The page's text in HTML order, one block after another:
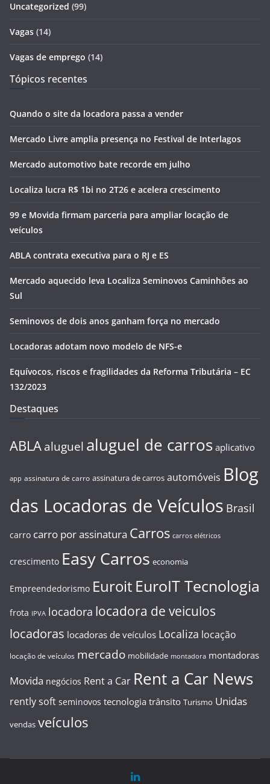
Uncategorized (99)
Vagas (14)
Vagas de emprego (14)
Tópicos recentes
Quando o site da locadora passa a vender
Mercado Livre amplia presença no Festival de Interlagos
Mercado automotivo bate recorde em julho
Localiza lucra R$ 1bi no 2T26 e acelera crescimento
99 e Movida firmam parceria para ampliar locação de
veículos
ABLA contrata executiva para o RJ e ES
Mercado aquecido leva Localiza Seminovos Caminhões ao
Sul
Seminovos de dois anos ganham força no mercado
Locadoras adotam novo modelo de NFS-e
Equívocos, riscos e fragilidades da Reforma Tributária – EC
132/2023
Destaques
ABLA aluguel aluguel de carros aplicativo
app assinatura de carro assinatura de carros automóveis Blog
das Locadoras de Veículos Brasil
carro carro por assinatura Carros carros elétricos
crescimento Easy Carros economia
Empreendedorismo Euroit EuroIT Tecnologia
frota IPVA locadora locadora de veiculos
locadoras locadoras de veículos Localiza locação
locação de veículos mercado mobilidade montadora montadoras
Movida negócios Rent a Car Rent a Car News
rently soft seminovos tecnologia trânsito Turismo Unidas
vendas veículos